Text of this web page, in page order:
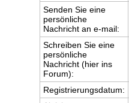
Senden Sie eine
persönliche
Nachricht an e-mail:
Schreiben Sie eine
persönliche
Nachricht (hier ins
Forum):
Registrierungsdatum: